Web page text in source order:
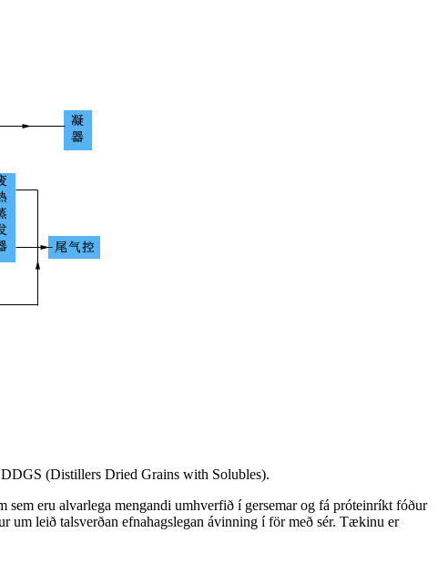
(Distillers Dried Grains with Solubles).
eru alvarlega mengandi umhverfið í gersemar og fá próteinríkt fóður
leið talsverðan efnahagslegan ávinning í för með sér. Tækinu er